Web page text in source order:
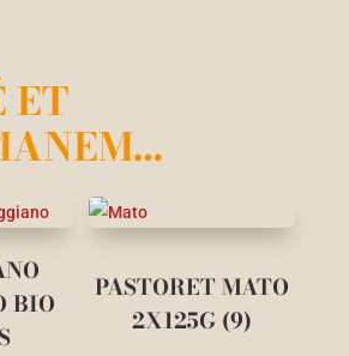
ET
BIO
PASTORET MATO
2X125G (9)